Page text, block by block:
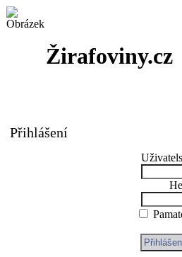
Žirafoviny.cz
Přihlášení